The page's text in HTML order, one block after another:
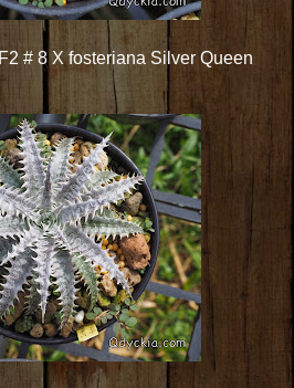
# 8 X fosteriana Silver Queen